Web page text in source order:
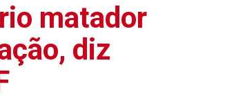
matador
diz